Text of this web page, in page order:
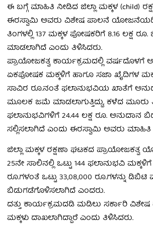
ಈ ಬಗ್ಗೆ ಮಾಹಿತಿ ನೀಡಿದ ಜಿಲ್ಲಾ ಮಕ್ಕಳ (child)
ಈರಸ್ವಾಮಿ ಅವರು ವಿಶೇಷ ಪಾಲನೆ
ತಿಂಗಳಲ್ಲಿ 137 ಮಕ್ಕಳ ಪೋಷಕರಿಗೆ 8.16 ಲಕ್ಷ
ಮಾಡಲಾಗಿದೆ ಎಂದು ತಿಳಿಸಿದರು.
ಪ್ರಾಯೋಜಕತ್ವ ಕಾರ್ಯಕ್ರಮದಲ್ಲಿ ವರ್ಷದೊಳಗೆ
ಏಕಪೋಷಕ ಮಕ್ಕಳಿಗೆ ಹಾಗೂ ಸಜಾ ಖೈದಿಗಳ
ಸಾವಿರ ರೂ.ನಂತೆ ಫಲಾನುಭವಿಯ ಖಾತೆಗೆ
ಮೂಲಕ ಜಮೆ ಮಾಡಲಾಗುತ್ತಿದ್ದು, ಕಳೆದ ಮೂರು
ಫಲಾನುಭವಿಗಳಿಗೆ 24.44 ಲಕ್ಷ ರೂ. ಅನುದಾನ
ಸಲ್ಲಿಸಲಾಗಿದೆ ಎಂದು ಈರಸ್ವಾಮಿ ಅವರು ಮಾಹಿತಿ
ಜಿಲ್ಲಾ ಮಕ್ಕಳ ರಕ್ಷಣಾ ಘಟಕದ
25ನೇ ಸಾಲಿನಲ್ಲಿ ಒಟ್ಟು 144 ಫಲಾನುಭವಿ
ರೂ.ಗಳಂತೆ ಒಟ್ಟು 33,08,000 ರೂ.ಗಳನ್ನು
ಬಿಡುಗಡೆಗೊಳಿಸಲಾಗಿದೆ ಎಂದರು.
ದತ್ತು ಕಾರ್ಯಕ್ರಮದಡಿ ಮಡಿಲು ಸರ್ಕಾರಿ ವಿಶೇಷ
ಮಕ್ಕಳು ದಾಖಲಾಗಿದ್ದಾರೆ ಎಂದು ತಿಳಿಸಿದರು.